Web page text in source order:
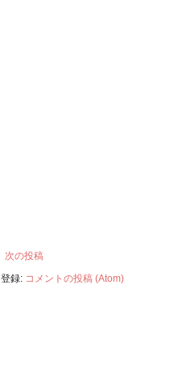
次の投稿
登録: コメントの投稿 (Atom)